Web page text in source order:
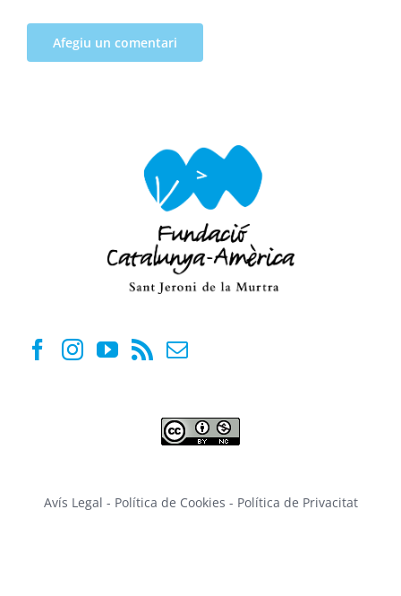
Avís Legal - Política de Cookies - Política de Privacitat